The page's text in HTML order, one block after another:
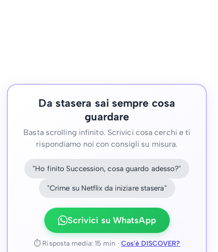
Da stasera sai sempre cosa
guardare
Basta scrolling infinito. Scrivici cosa cerchi e ti
rispondiamo noi con consigli su misura.
"Ho finito Succession, cosa guardo adesso?"
"Crime su Netflix da iniziare stasera"
Scrivici su WhatsApp
⏱ Risposta media: 15 min · Cos'è DISCOVER?